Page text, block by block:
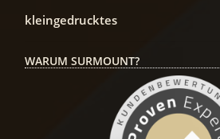
kleingedrucktes
WARUM SURMOUNT?